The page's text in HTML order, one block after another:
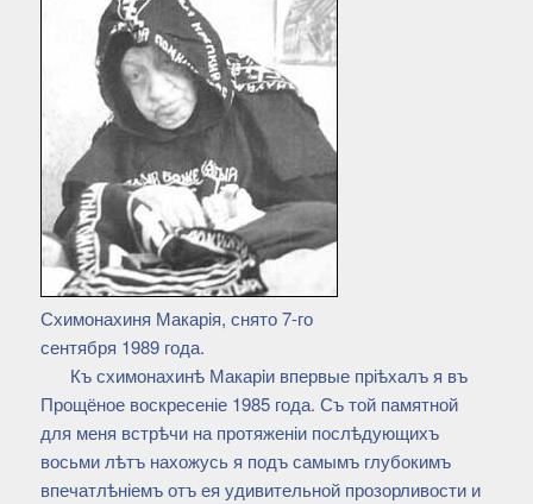
Схимонахиня Макарiя, снято 7-го
сентября 1989 года.
Къ схимонахинѣ Макарiи впервые пріѣхалъ я въ
Прощёное воскресеніе 1985 года. Съ той памятной
для меня встрѣчи на протяженіи послѣдующихъ
восьми лѣтъ нахожусь я подъ самымъ глубокимъ
впечатлѣніемъ отъ ея удивительной прозорливости и